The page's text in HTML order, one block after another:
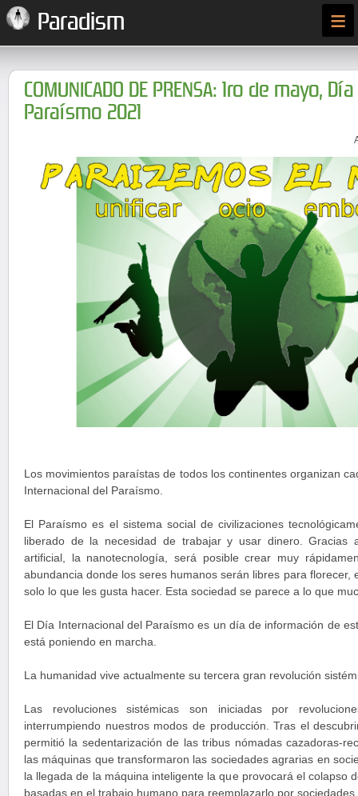
Paradism ≡
COMUNICADO DE PRENSA: 1ro de mayo,
Paraísmo 2021
Los movimientos paraístas de todos los continentes organizan
Internacional del Paraísmo.
El Paraísmo es el sistema social de civilizaciones
liberado de la necesidad de trabajar y usar dinero. Gracias
artificial, la nanotecnología, será posible crear muy
abundancia donde los seres humanos serán libres para florecer,
solo lo que les gusta hacer. Esta sociedad se parece a lo que
El Día Internacional del Paraísmo es un día de información de
está poniendo en marcha.
La humanidad vive actualmente su tercera gran revolución
Las revoluciones sistémicas son iniciadas por
interrumpiendo nuestros modos de producción. Tras el
permitió la sedentarización de las tribus nómadas cazadoras-
las máquinas que transformaron las sociedades agrarias en
la llegada de la máquina inteligente la que provocará el colapso
basadas en el trabajo humano para reemplazarlo por